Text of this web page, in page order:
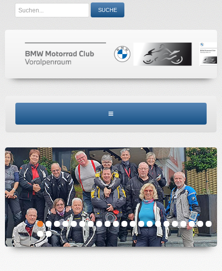
Search
...
SUCHE
CLUBINFO
TERMINE
ACCESSORIES
KONTAKT
IMPRESSUM